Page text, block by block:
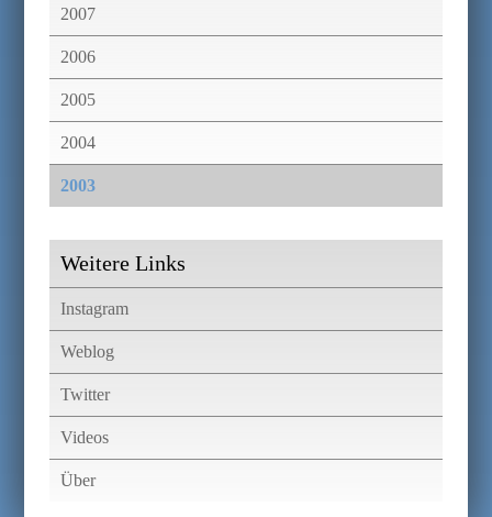
2007
2006
2005
2004
2003
Weitere Links
Instagram
Weblog
Twitter
Videos
Über